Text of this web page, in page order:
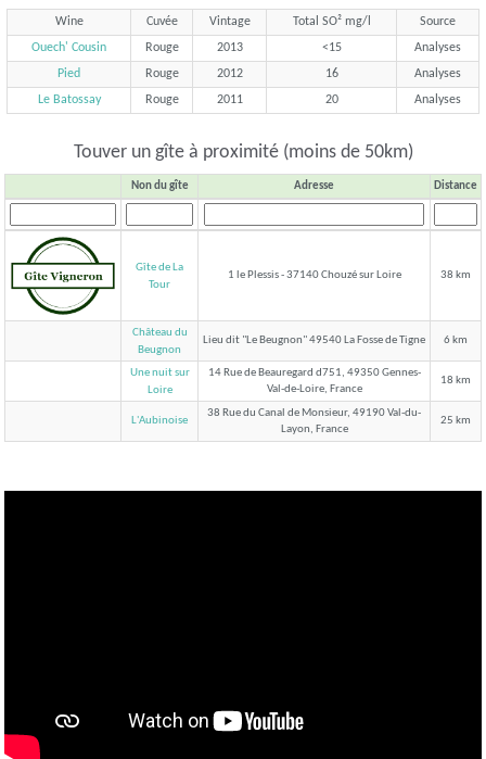
Wine Cuvée Vintage Total SO² mg/l
Source
Ouech' Cousin
Rouge 2013 <15
Analyses
Pied
Rouge 2012 16
Analyses
Le Batossay
Rouge 2011 20 Analyses
Touver un gîte à proximité (moins de 50km)
Non du gîte Adresse Distance
Gîte de La
Tour
1 le Plessis - 37140 Chouzé sur Loire 38 km
Château du
Beugnon
Lieu dit "Le Beugnon" 49540 La Fosse de Tigne 6 km
Une nuit sur
Loire
14 Rue de Beauregard d751, 49350 Gennes-
Val-de-Loire, France
18 km
L'Aubinoise
38 Rue du Canal de Monsieur, 49190 Val-du-
Layon, France
25 km